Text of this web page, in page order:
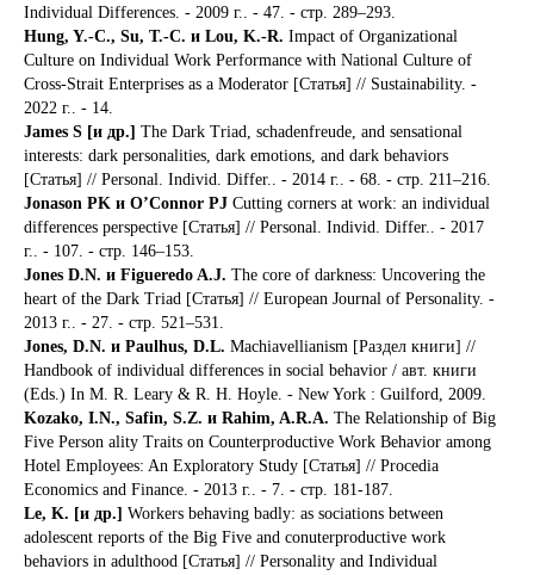
Individual Differences. - 2009 г.. - 47. - стр. 289–293.
Hung, Y.-C., Su, T.-C. и Lou, K.-R. Impact of Organizational
Culture on Individual Work Performance with National Culture of
Cross-Strait Enterprises as a Moderator [Статья] // Sustainability. -
2022 г.. - 14.
James S [и др.] The Dark Triad, schadenfreude, and sensational
interests: dark personalities, dark emotions, and dark behaviors
[Статья] // Personal. Individ. Differ.. - 2014 г.. - 68. - стр. 211–216.
Jonason PK и O’Connor PJ Cutting corners at work: an individual
differences perspective [Статья] // Personal. Individ. Differ.. - 2017
г.. - 107. - стр. 146–153.
Jones D.N. и Figueredo A.J. The core of darkness: Uncovering the
heart of the Dark Triad [Статья] // European Journal of Personality. -
2013 г.. - 27. - стр. 521–531.
Jones, D.N. и Paulhus, D.L. Machiavellianism [Раздел книги] //
Handbook of individual differences in social behavior / авт. книги
(Eds.) In M. R. Leary & R. H. Hoyle. - New York : Guilford, 2009.
Kozako, I.N., Safin, S.Z. и Rahim, A.R.A. The Relationship of Big
Five Person ality Traits on Counterproductive Work Behavior among
Hotel Employees: An Exploratory Study [Статья] // Procedia
Economics and Finance. - 2013 г.. - 7. - стр. 181-187.
Le, K. [и др.] Workers behaving badly: as sociations between
adolescent reports of the Big Five and conuterproductive work
behaviors in adulthood [Статья] // Personality and Individual